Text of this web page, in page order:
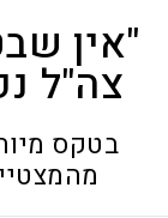
"אין
צה"ל